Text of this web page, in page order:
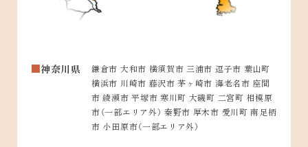
神奈川県
鎌倉市 大和市 横須賀市 三浦市 逗子市 葉山町
横浜市 川崎市 藤沢市 茅ヶ崎市 海老名市 座間
市 綾瀬市 平塚市 寒川町 大磯町 二宮町 相模原
市（一部エリア外） 秦野市 厚木市 愛川町 南足柄
市 小田原市（一部エリア外）